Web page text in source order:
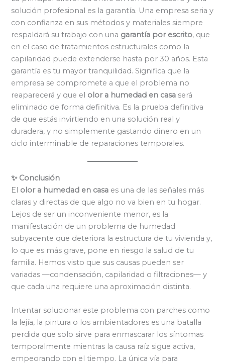
solución profesional es la garantía. Una empresa seria y
con confianza en sus métodos y materiales siempre
respaldará su trabajo con una garantía por escrito, que
en el caso de tratamientos estructurales como la
capilaridad puede extenderse hasta por 30 años. Esta
garantía es tu mayor tranquilidad. Significa que la
empresa se compromete a que el problema no
reaparecerá y que el olor a humedad en casa será
eliminado de forma definitiva. Es la prueba definitiva
de que estás invirtiendo en una solución real y
duradera, y no simplemente gastando dinero en un
ciclo interminable de reparaciones temporales.
✨ Conclusión
El olor a humedad en casa es una de las señales más
claras y directas de que algo no va bien en tu hogar.
Lejos de ser un inconveniente menor, es la
manifestación de un problema de humedad
subyacente que deteriora la estructura de tu vivienda y,
lo que es más grave, pone en riesgo la salud de tu
familia. Hemos visto que sus causas pueden ser
variadas —condensación, capilaridad o filtraciones— y
que cada una requiere una aproximación distinta.
Intentar solucionar este problema con parches como
la lejía, la pintura o los ambientadores es una batalla
perdida que solo sirve para enmascarar los síntomas
temporalmente mientras la causa raíz sigue activa,
empeorando con el tiempo. La única vía para